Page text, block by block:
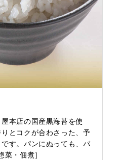
本店の国産黒海苔を使
とコクが合わさった、予
す。パンにぬっても、パ
菜・佃煮］